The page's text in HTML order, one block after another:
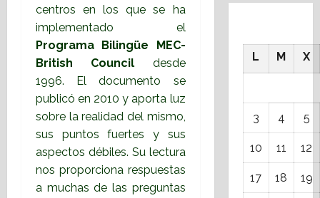
centros en los que se ha
implementado el
Programa Bilingüe MEC-
British Council desde
1996. El documento se
publicó en 2010 y aporta luz
sobre la realidad del mismo,
sus puntos fuertes y sus
aspectos débiles. Su lectura
nos proporciona respuestas
a muchas de las preguntas
L M X
3 4 5
10 11 12
17 18 19